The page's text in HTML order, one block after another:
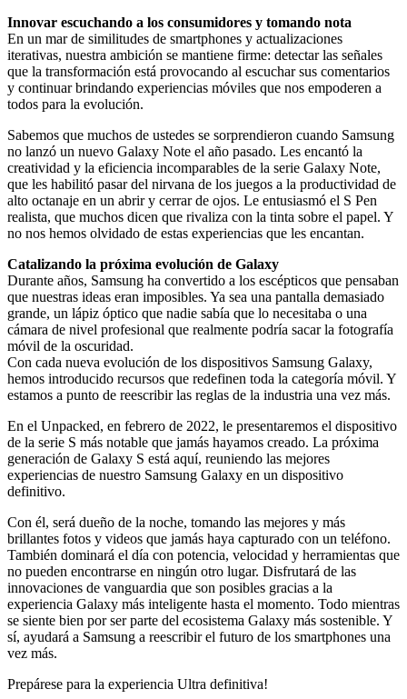
Innovar escuchando a los consumidores y tomando nota
En un mar de similitudes de smartphones y actualizaciones
iterativas, nuestra ambición se mantiene firme: detectar las señales
que la transformación está provocando al escuchar sus comentarios
y continuar brindando experiencias móviles que nos empoderen a
todos para la evolución.
Sabemos que muchos de ustedes se sorprendieron cuando Samsung
no lanzó un nuevo Galaxy Note el año pasado. Les encantó la
creatividad y la eficiencia incomparables de la serie Galaxy Note,
que les habilitó pasar del nirvana de los juegos a la productividad de
alto octanaje en un abrir y cerrar de ojos. Le entusiasmó el S Pen
realista, que muchos dicen que rivaliza con la tinta sobre el papel. Y
no nos hemos olvidado de estas experiencias que les encantan.
Catalizando la próxima evolución de Galaxy
Durante años, Samsung ha convertido a los escépticos que pensaban
que nuestras ideas eran imposibles. Ya sea una pantalla demasiado
grande, un lápiz óptico que nadie sabía que lo necesitaba o una
cámara de nivel profesional que realmente podría sacar la fotografía
móvil de la oscuridad.
Con cada nueva evolución de los dispositivos Samsung Galaxy,
hemos introducido recursos que redefinen toda la categoría móvil. Y
estamos a punto de reescribir las reglas de la industria una vez más.
En el Unpacked, en febrero de 2022, le presentaremos el dispositivo
de la serie S más notable que jamás hayamos creado. La próxima
generación de Galaxy S está aquí, reuniendo las mejores
experiencias de nuestro Samsung Galaxy en un dispositivo
definitivo.
Con él, será dueño de la noche, tomando las mejores y más
brillantes fotos y videos que jamás haya capturado con un teléfono.
También dominará el día con potencia, velocidad y herramientas que
no pueden encontrarse en ningún otro lugar. Disfrutará de las
innovaciones de vanguardia que son posibles gracias a la
experiencia Galaxy más inteligente hasta el momento. Todo mientras
se siente bien por ser parte del ecosistema Galaxy más sostenible. Y
sí, ayudará a Samsung a reescribir el futuro de los smartphones una
vez más.
Prepárese para la experiencia Ultra definitiva!